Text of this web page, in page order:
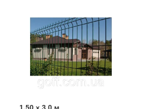
1,50 х 3,0 м